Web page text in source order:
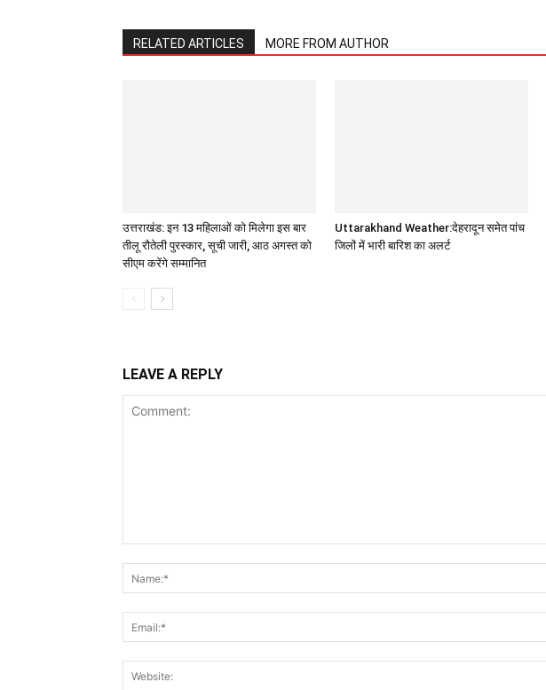
RELATED ARTICLES MORE FROM AUTHOR
उत्तराखंड: इन 13 महिलाओं को मिलेगा इस बार
तीलू रौतेली पुरस्कार, सूची जारी, आठ अगस्त को
सीएम करेंगे सम्मानित
Uttarakhand Weather:देहरादून समेत पांच
जिलों में भारी बारिश का अलर्ट
LEAVE A REPLY